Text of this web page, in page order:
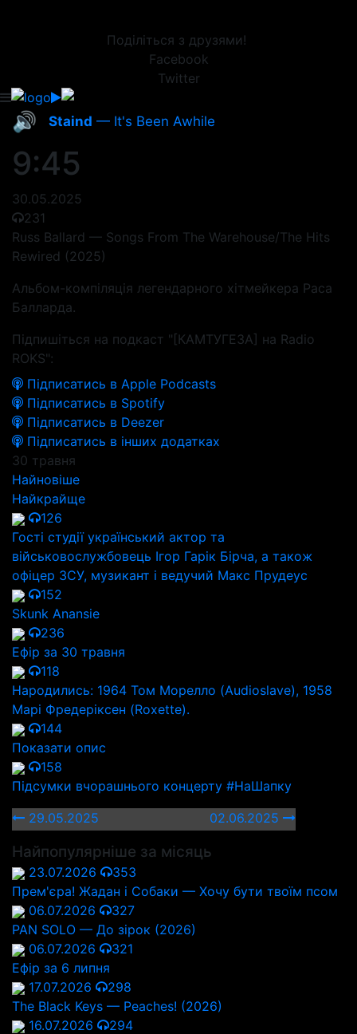
Поділіться з друзями!
Facebook
Twitter
🔊 Staind — It's Been Awhile
9:45
30.05.2025
231
Russ Ballard — Songs From The Warehouse/The Hits
Rewired (2025)
Альбом-компіляція легендарного хітмейкера Раса
Балларда.
Підпишіться на подкаст "[КАМТУГЕЗА] на Radio
ROKS":
Підписатись в Apple Podcasts
Підписатись в Spotify
Підписатись в Deezer
Підписатись в інших додатках
30 травня
Найновіше
Найкрайще
126
Гості студії український актор та
військовослужбовець Ігор Гарік Бірча, а також
офіцер ЗСУ, музикант і ведучий Макс Прудеус
152
Skunk Anansie
236
Ефір за 30 травня
118
Народились: 1964 Том Морелло (Audioslave), 1958
Марі Фредеріксен (Roxette).
144
Показати опис
158
Підсумки вчорашнього концерту #НаШапку
29.05.2025
02.06.2025
Найпопулярніше за місяць
23.07.2026
353
Прем'єра! Жадан і Собаки — Хочу бути твоїм псом
06.07.2026
327
PAN SOLO — До зірок (2026)
06.07.2026
321
Ефір за 6 липня
17.07.2026
298
The Black Keys — Peaches! (2026)
16.07.2026
294